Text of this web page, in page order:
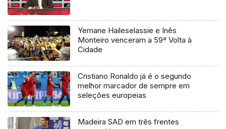
Yemane Haileselassie e Inês
Monteiro venceram a 59ª Volta à
Cidade
Cristiano Ronaldo já é o segundo
melhor marcador de sempre em
seleções europeias
Madeira SAD em três frentes